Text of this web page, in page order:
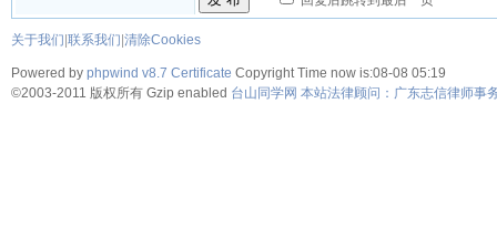
关于我们 联系我们 清除Cookies
Powered by phpwind v8.7 Certificate Copyright Time now is:08-08 05:19
©2003-2011 版权所有 Gzip enabled 台山同学网 本站法律顾问：广东志信律师事